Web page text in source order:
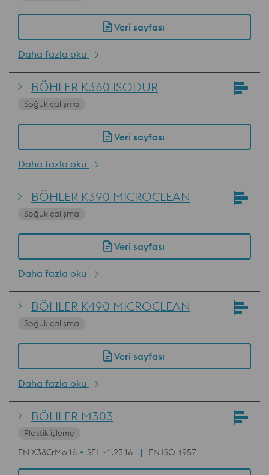
Veri sayfası
Daha fazla oku
BÖHLER K360 ISODUR
Soğuk çalışma
Veri sayfası
Daha fazla oku
BÖHLER K390 MICROCLEAN
Soğuk çalışma
Veri sayfası
Daha fazla oku
BÖHLER K490 MICROCLEAN
Soğuk çalışma
Veri sayfası
Daha fazla oku
BÖHLER M303
Plastik işleme
EN X38CrMo16
SEL ~1.2316 EN ISO 4957